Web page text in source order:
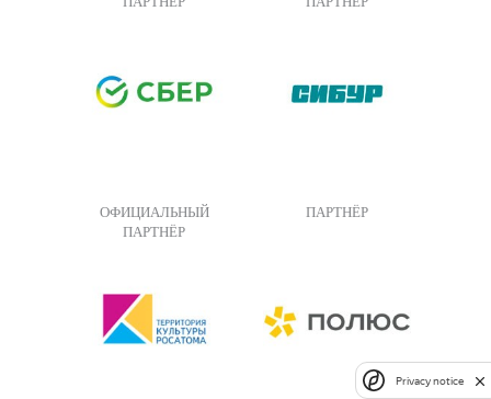
ОФИЦИАЛЬНЫЙ
ПАРТНЁР
ПАРТНЁР
Privacy notice